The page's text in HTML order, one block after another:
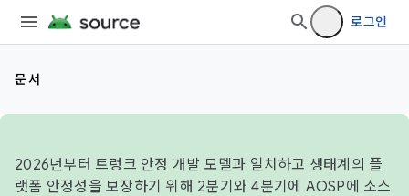
로그인
문서
2026년부터 트렁크 안정 개발 모델과 일치하고 생태계의 플
랫폼 안정성을 보장하기 위해 2분기와 4분기에 AOSP에 소스